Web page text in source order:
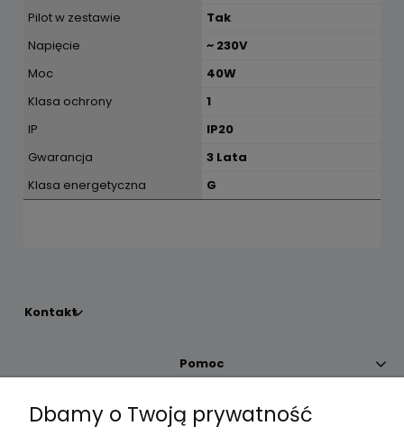
Pilot w zestawie
Tak
Napięcie
~ 230V
Moc
40W
Klasa ochrony
1
IP
IP20
Gwarancja
3 Lata
Klasa energetyczna
G
Kontakt
Pomoc
Moje konto
Dbamy o Twoją prywatność